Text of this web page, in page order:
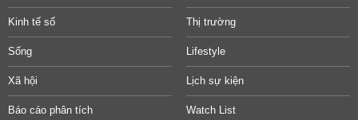
Kinh tế số Thị trường
Sống Lifestyle
Xã hội Lịch sự kiện
Báo cáo phân tích Watch List